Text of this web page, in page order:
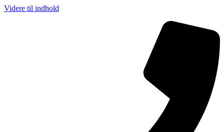
Videre til indhold